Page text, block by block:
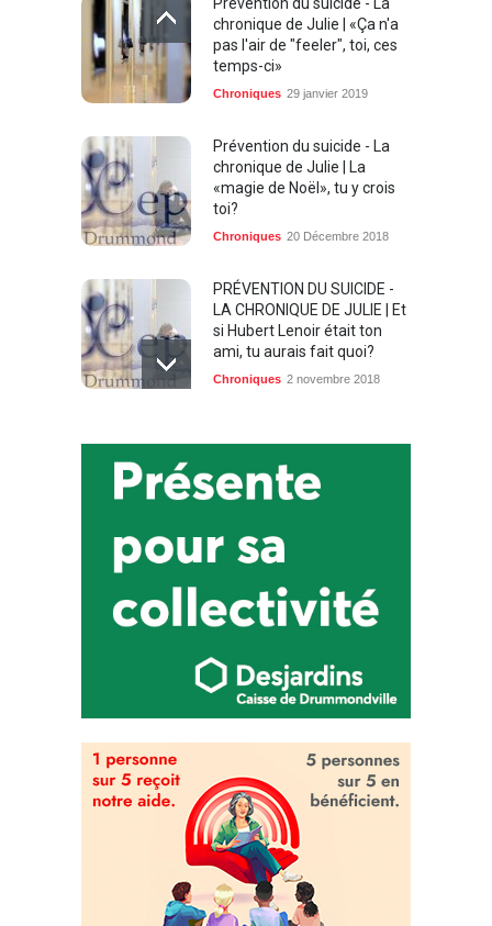
Prévention du suicide - La
chronique de Julie | «Ça n'a
pas l'air de "feeler", toi, ces
temps-ci»
Chroniques 29 janvier 2019
Prévention du suicide - La
chronique de Julie | La
«magie de Noël», tu y crois
toi?
Chroniques 20 Décembre 2018
PRÉVENTION DU SUICIDE -
LA CHRONIQUE DE JULIE | Et
si Hubert Lenoir était ton
ami, tu aurais fait quoi?
Chroniques 2 novembre 2018
L’été? Non merci
Chroniques 28 juillet 2018
RHUME OU UNE
PNEUMONIE?